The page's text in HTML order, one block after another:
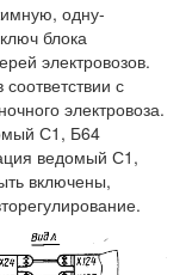
одну-
блока
электровозов.
с
электровоза.
С1, Б64
ведомый С1,
включены,